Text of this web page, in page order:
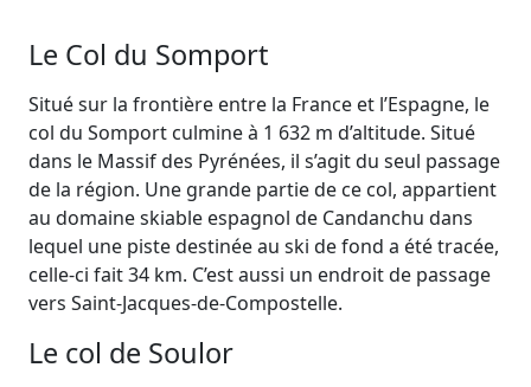
Le Col du Somport
Situé sur la frontière entre la France et l’Espagne, le
col du Somport culmine à 1 632 m d’altitude. Situé
dans le Massif des Pyrénées, il s’agit du seul passage
de la région. Une grande partie de ce col, appartient
au domaine skiable espagnol de Candanchu dans
lequel une piste destinée au ski de fond a été tracée,
celle-ci fait 34 km. C’est aussi un endroit de passage
vers Saint-Jacques-de-Compostelle.
Le col de Soulor